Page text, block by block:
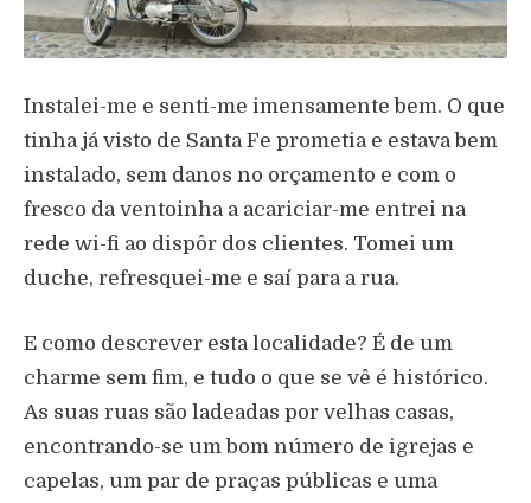
Instalei-me e senti-me imensamente bem. O que
tinha já visto de Santa Fe prometia e estava bem
instalado, sem danos no orçamento e com o
fresco da ventoinha a acariciar-me entrei na
rede wi-fi ao dispôr dos clientes. Tomei um
duche, refresquei-me e saí para a rua.
E como descrever esta localidade? É de um
charme sem fim, e tudo o que se vê é histórico.
As suas ruas são ladeadas por velhas casas,
encontrando-se um bom número de igrejas e
capelas, um par de praças públicas e uma